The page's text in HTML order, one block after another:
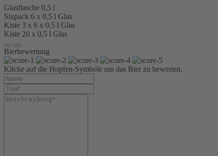
Glasflasche 0,5 l
Sixpack 6 x 0,5 l Glas
Kiste 3 x 6 x 0,5 l Glas
Kiste 20 x 0,5 l Glas
Bierbewertung
Klicke auf die Hopfen-Symbole um das Bier zu bewerten.